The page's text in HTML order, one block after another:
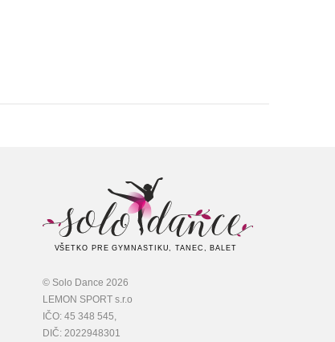
VŠETKO PRE GYMNASTIKU, TANEC, BALET
© Solo Dance 2026
LEMON SPORT s.r.o
IČO: 45 348 545,
DIČ: 2022948301